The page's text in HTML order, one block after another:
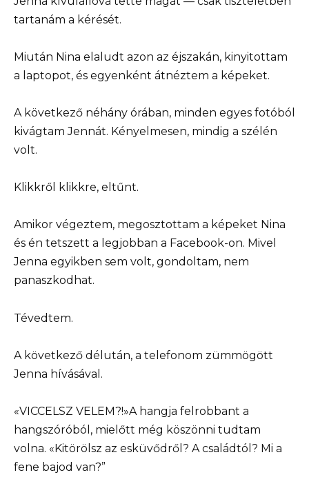
tartanám a kérését.
Miután Nina elaludt azon az éjszakán, kinyitottam
a laptopot, és egyenként átnéztem a képeket.
A következő néhány órában, minden egyes fotóból
kivágtam Jennát. Kényelmesen, mindig a szélén
volt.
Klikkről klikkre, eltűnt.
Amikor végeztem, megosztottam a képeket Nina
és én tetszett a legjobban a Facebook-on. Mivel
Jenna egyikben sem volt, gondoltam, nem
panaszkodhat.
Tévedtem.
A következő délután, a telefonom zümmögött
Jenna hívásával.
«VICCELSZ VELEM?!»A hangja felrobbant a
hangszóróból, mielőtt még köszönni tudtam
volna. «Kitörölsz az esküvődről? A családtól? Mi a
fene bajod van?”